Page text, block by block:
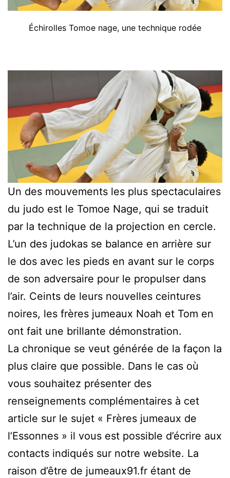
Échirolles Tomoe nage, une technique rodée
Un des mouvements les plus spectaculaires
du judo est le Tomoe Nage, qui se traduit
par la technique de la projection en cercle.
L’un des judokas se balance en arrière sur
le dos avec les pieds en avant sur le corps
de son adversaire pour le propulser dans
l’air. Ceints de leurs nouvelles ceintures
noires, les frères jumeaux Noah et Tom en
ont fait une brillante démonstration.
La chronique se veut générée de la façon la
plus claire que possible. Dans le cas où
vous souhaitez présenter des
renseignements complémentaires à cet
article sur le sujet « Frères jumeaux de
l’Essonnes » il vous est possible d’écrire aux
contacts indiqués sur notre website. La
raison d’être de jumeaux91.fr étant de